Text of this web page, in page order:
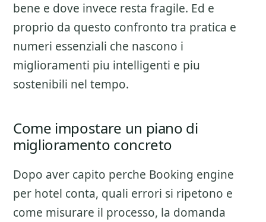
bene e dove invece resta fragile. Ed e
proprio da questo confronto tra pratica e
numeri essenziali che nascono i
miglioramenti piu intelligenti e piu
sostenibili nel tempo.
Come impostare un piano di
miglioramento concreto
Dopo aver capito perche Booking engine
per hotel conta, quali errori si ripetono e
come misurare il processo, la domanda